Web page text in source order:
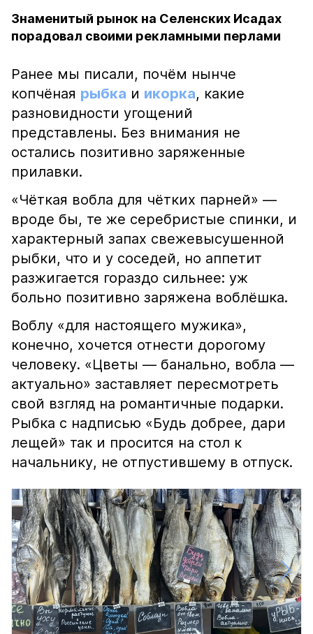
Знаменитый рынок на Селенских Исадах
порадовал своими рекламными перлами
Ранее мы писали, почём нынче
копчёная рыбка и икорка, какие
разновидности угощений
представлены. Без внимания не
остались позитивно заряженные
прилавки.
«Чёткая вобла для чётких парней» —
вроде бы, те же серебристые спинки, и
характерный запах свежевысушенной
рыбки, что и у соседей, но аппетит
разжигается гораздо сильнее: уж
больно позитивно заряжена воблёшка.
Воблу «для настоящего мужика»,
конечно, хочется отнести дорогому
человеку. «Цветы — банально, вобла —
актуально» заставляет пересмотреть
свой взгляд на романтичные подарки.
Рыбка с надписью «Будь добрее, дари
лещей» так и просится на стол к
начальнику, не отпустившему в отпуск.